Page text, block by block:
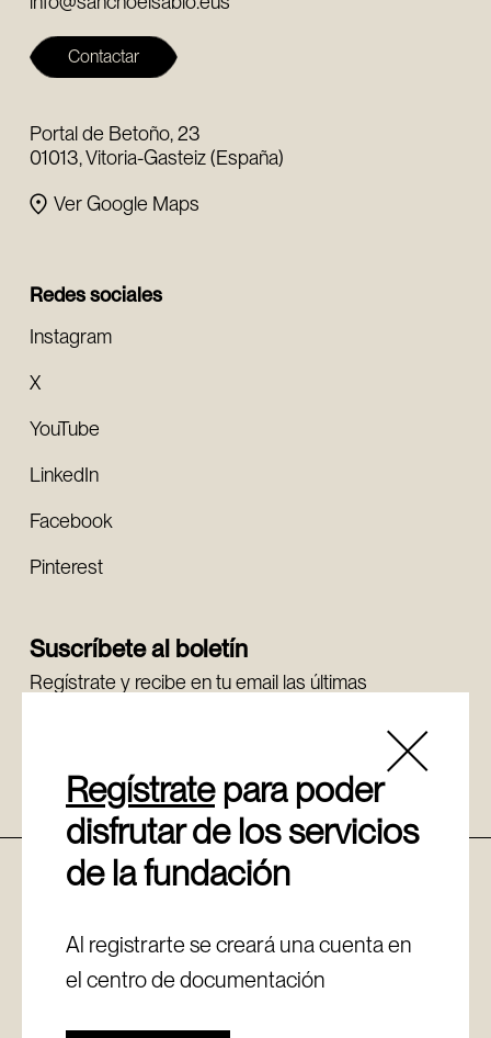
Regístratepara poder
disfrutar de los servicios
de la fundación
Al registrarte se creará una cuenta en
el centro de documentación
Contactar
Portal de Betoño, 23
01013, Vitoria-Gasteiz (España)
Ver Google Maps
Redes sociales
Instagram
X
YouTube
LinkedIn
Facebook
Pinterest
Suscríbete al boletín
Regístrate y recibe en tu email las últimas
Política de cookies
Política de privacidad